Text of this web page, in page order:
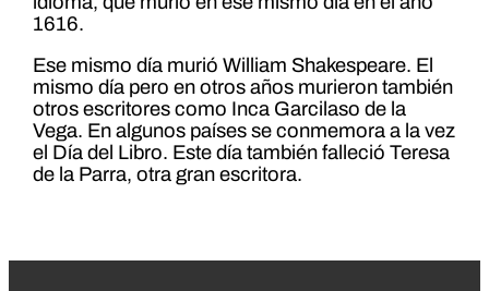
1616.
Ese mismo día murió William Shakespeare. El
mismo día pero en otros años murieron también
otros escritores como Inca Garcilaso de la
Vega. En algunos países se conmemora a la vez
el Día del Libro. Este día también falleció Teresa
de la Parra, otra gran escritora.